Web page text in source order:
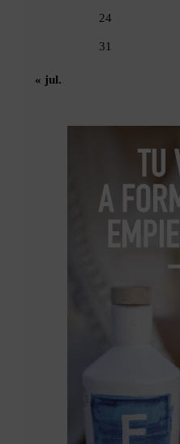
24
31
« jul.